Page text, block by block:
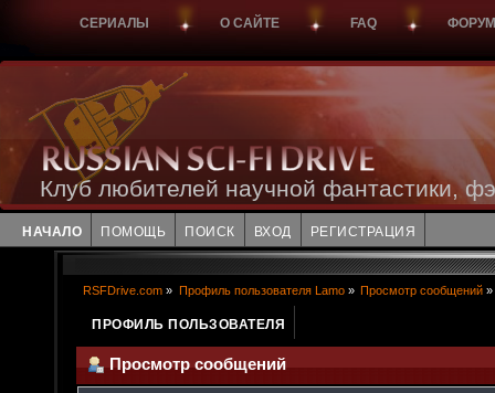
СЕРИАЛЫ О САЙТЕ FAQ ФОРУМ
Клуб любителей научной фантастики,
НАЧАЛО ПОМОЩЬ ПОИСК ВХОД РЕГИСТРАЦИЯ
RSFDrive.com » Профиль пользователя Lamo» Просмотр сообщений»
ПРОФИЛЬ ПОЛЬЗОВАТЕЛЯ
Просмотр сообщений